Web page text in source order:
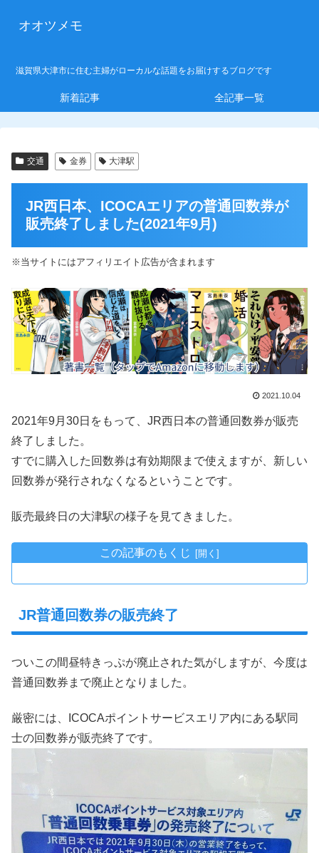
オオツメモ
滋賀県大津市に住む主婦がローカルな話題をお届けするブログです
新着記事 全記事一覧
交通 金券 大津駅
JR西日本、ICOCAエリアの普通回数券が
販売終了しました(2021年9月)
※当サイトにはアフィリエイト広告が含まれます
2021.10.04
2021年9月30日をもって、JR西日本の普通回数券が販売
終了しました。
すでに購入した回数券は有効期限まで使えますが、新しい
回数券が発行されなくなるということです。
販売最終日の大津駅の様子を見てきました。
この記事のもくじ
JR普通回数券の販売終了
ついこの間昼特きっぷが廃止された気がしますが、今度は
普通回数券まで廃止となりました。
厳密には、ICOCAポイントサービスエリア内にある駅同
士の回数券が販売終了です。